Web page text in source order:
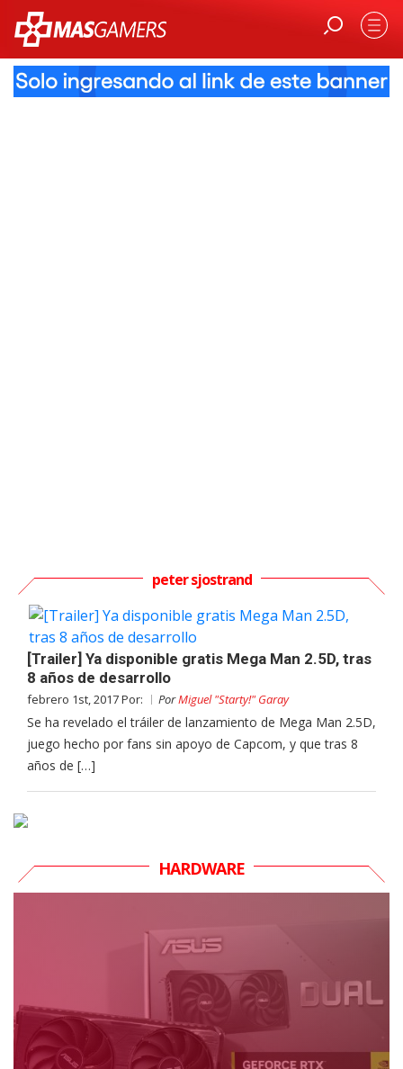
peter sjostrand
[Trailer] Ya disponible gratis Mega Man 2.5D, tras
8 años de desarrollo
febrero 1st, 2017 Por: PorMiguel "Starty!" Garay
Se ha revelado el tráiler de lanzamiento de Mega Man 2.5D,
juego hecho por fans sin apoyo de Capcom, y que tras 8
años de […]
HARDWARE